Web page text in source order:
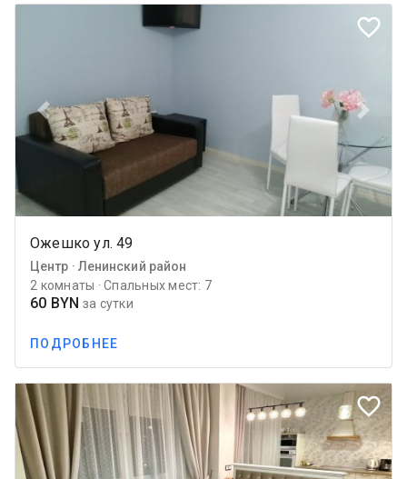
favorite_border
Previous Next
Ожешко ул. 49
Центр · Ленинский район
2 комнаты · Спальных мест: 7
60 BYN за сутки
ПОДРОБНЕЕ
favorite_border